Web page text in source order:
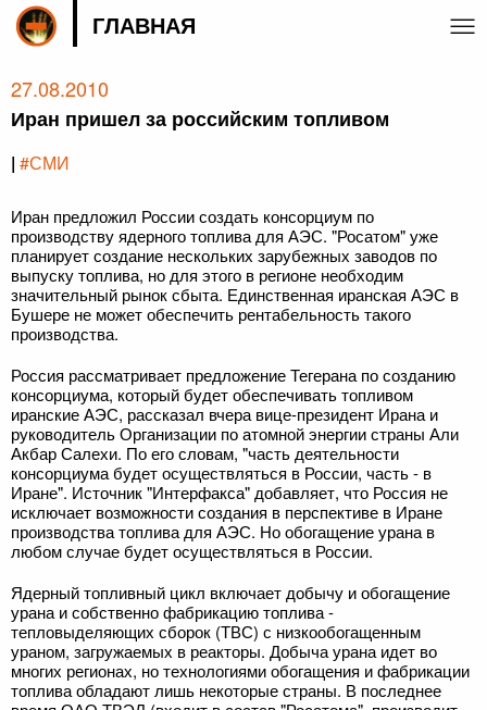
ГЛАВНАЯ
27.08.2010
Иран пришел за российским топливом
| #СМИ
Иран предложил России создать консорциум по
производству ядерного топлива для АЭС. "Росатом" уже
планирует создание нескольких зарубежных заводов по
выпуску топлива, но для этого в регионе необходим
значительный рынок сбыта. Единственная иранская АЭС в
Бушере не может обеспечить рентабельность такого
производства.
Россия рассматривает предложение Тегерана по созданию
консорциума, который будет обеспечивать топливом
иранские АЭС, рассказал вчера вице-президент Ирана и
руководитель Организации по атомной энергии страны Али
Акбар Салехи. По его словам, "часть деятельности
консорциума будет осуществляться в России, часть - в
Иране". Источник "Интерфакса" добавляет, что Россия не
исключает возможности создания в перспективе в Иране
производства топлива для АЭС. Но обогащение урана в
любом случае будет осуществляться в России.
Ядерный топливный цикл включает добычу и обогащение
урана и собственно фабрикацию топлива -
тепловыделяющих сборок (ТВС) с низкообогащенным
ураном, загружаемых в реакторы. Добыча урана идет во
многих регионах, но технологиями обогащения и фабрикации
топлива обладают лишь некоторые страны. В последнее